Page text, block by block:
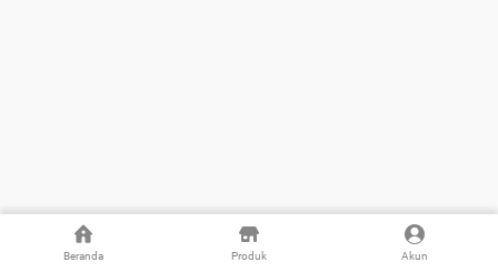
Beranda Produk Akun